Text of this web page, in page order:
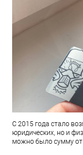
С 2015 года стало
юридических, но и
можно было сумму от